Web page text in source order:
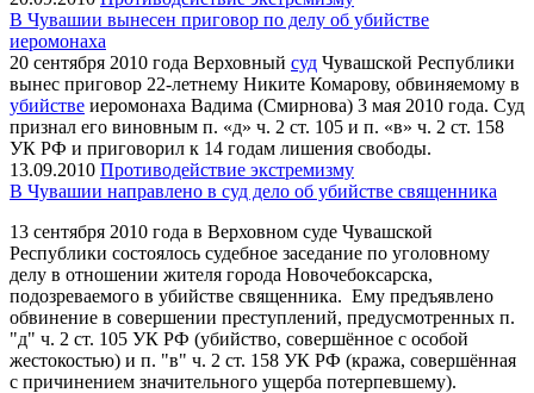
В Чувашии вынесен приговор по делу об убийстве
иеромонаха
20 сентября 2010 года Верховный суд Чувашской Республики
вынес приговор 22-летнему Никите Комарову, обвиняемому в
убийстве иеромонаха Вадима (Смирнова) 3 мая 2010 года. Суд
признал его виновным п. «д» ч. 2 ст. 105 и п. «в» ч. 2 ст. 158
УК РФ и приговорил к 14 годам лишения свободы.
13.09.2010 Противодействие экстремизму
В Чувашии направлено в суд дело об убийстве священника
13 сентября 2010 года в Верховном суде Чувашской
Республики состоялось судебное заседание по уголовному
делу в отношении жителя города Новочебоксарска,
подозреваемого в убийстве священника. Ему предъявлено
обвинение в совершении преступлений, предусмотренных п.
"д" ч. 2 ст. 105 УК РФ (убийство, совершённое с особой
жестокостью) и п. "в" ч. 2 ст. 158 УК РФ (кража, совершённая
с причинением значительного ущерба потерпевшему).